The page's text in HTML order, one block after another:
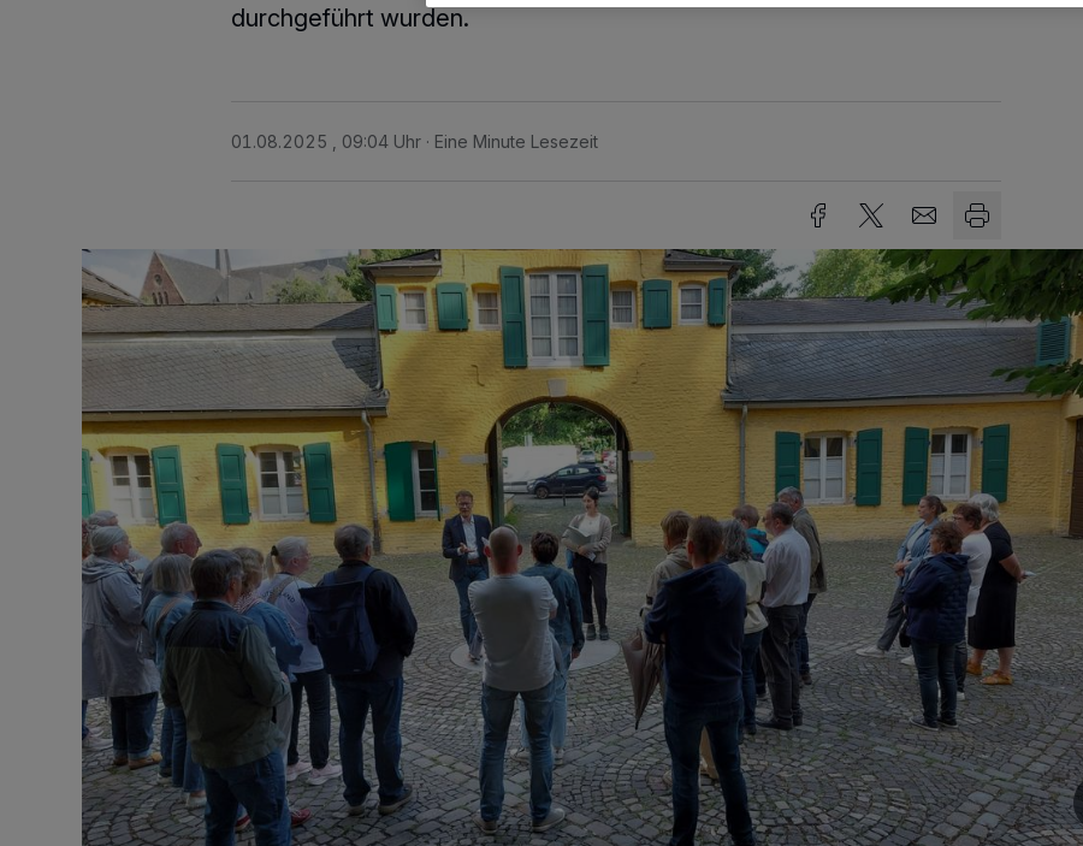
durchgeführt wurden.
01.08.2025 , 09:04 Uhr Eine Minute Lesezeit